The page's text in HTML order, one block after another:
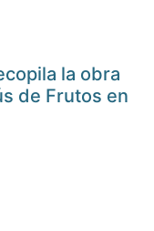
la obra
de Frutos en